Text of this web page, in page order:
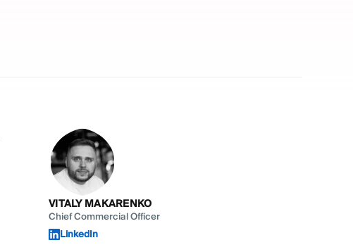
VITALY MAKARENKO
Chief Commercial Officer
LinkedIn